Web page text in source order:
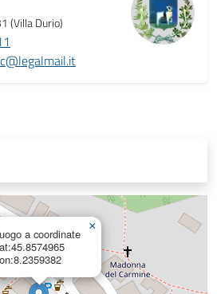
(Villa Durio)
a coordinate
×